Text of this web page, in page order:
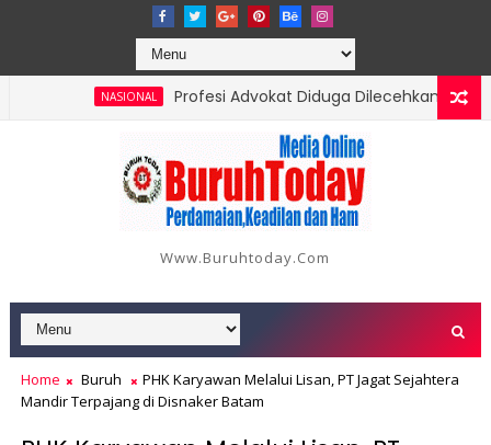
NASIONAL
Profesi Advokat Diduga Dilecehkan Saat
Berikut Data dan Kronologinya
Www.buruhtoday.com
Home Buruh
PHK Karyawan Melalui Lisan, PT Jagat Sejahtera
Mandir Terpajang di Disnaker Batam